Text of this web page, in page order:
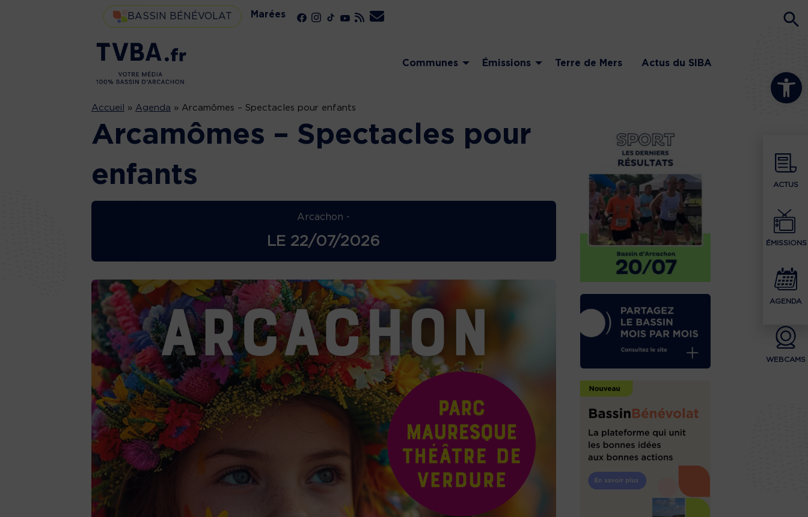
Ouvrir la
ACTUS
ÉMISSIONS
AGENDA
WEBCAMS
BASSIN BÉNÉVOLAT Marées
Communes Émissions Terre de Mers Actus du SIBA
Accueil » Agenda » Arcamômes – Spectacles pour enfants
Arcamômes – Spectacles pour
enfants
Arcachon -
LE 22/07/2026